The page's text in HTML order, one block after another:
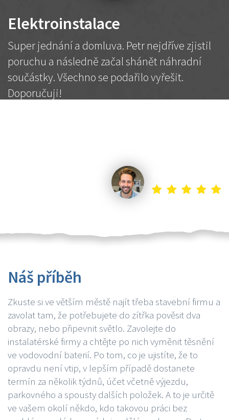
Elektroinstalace
Super jednání a domluva. Petr nejdříve zjistil
poruchu a následně začal shánět náhradní
součástky. Všechno se podařilo vyřešit.
Doporučuji!
Náš příběh
Zkuste si ve větším městě najít třeba stavební firmu a
zavolat tam, že potřebujete do zítřka pověsit dva
obrazy, nebo připevnit světlo. Zavolejte do
instalatérské firmy a chtějte po nich vyměnit těsnění
ve vodovodní baterií. Po tom, co je ujistíte, že to
opravdu není vtip, v lepším případě dostanete
termín za několik týdnů, účet včetně výjezdu,
parkovného a spousty dalších položek. A to je určitě
ve vašem okolí někdo, kdo takovou práci bez